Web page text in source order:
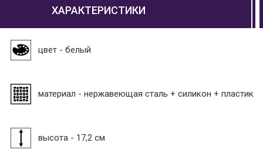
ХАРАКТЕРИСТИКИ
цвет - белый
материал - нержавеющая сталь + силикон + пластик
высота - 17,2 см